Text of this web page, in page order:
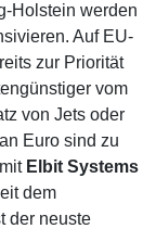
Holstein werden
Auf EU-
zur Priorität
vom
von Jets oder
Euro sind zu
Elbit Systems
dem
der neuste